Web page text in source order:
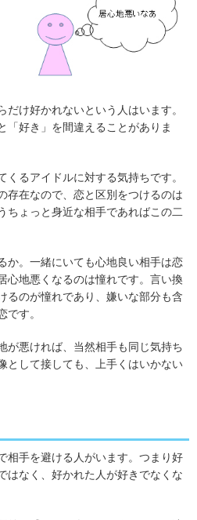
け好かれないという人はいます。
「好き」を間違えることがありま
るアイドルに対する気持ちです。
存在なので、恋と区別をつけるのは
ちょっと身近な相手であればこの二
か。一緒にいても心地良い相手は恋
心地悪くなるのは憧れです。言い換
るのが憧れであり、嫌いな部分も含
です。
が悪ければ、当然相手も同じ気持ち
として接しても、上手くはいかない
相手を避ける人がいます。つまり好
はなく、好かれた人が好きでなくな